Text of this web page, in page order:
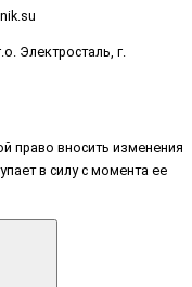
Электросталь, г.
право вносить изменения
в силу с момента ее